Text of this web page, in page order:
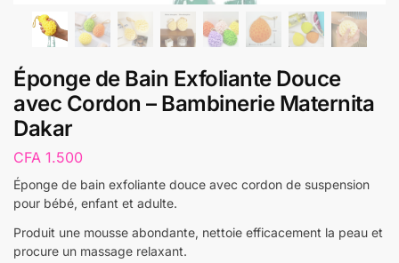
Éponge de Bain Exfoliante Douce
avec Cordon – Bambinerie Maternita
Dakar
CFA 1.500
Éponge de bain exfoliante douce avec cordon de suspension
pour bébé, enfant et adulte.
Produit une mousse abondante, nettoie efficacement la peau et
procure un massage relaxant.